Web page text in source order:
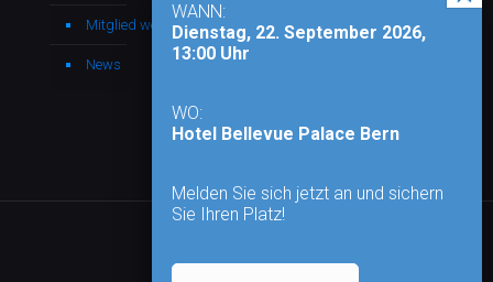
Mitglied werden
News
WANN:
Dienstag, 22. September 2026,
13:00 Uhr
WO:
Hotel Bellevue Palace Bern
Melden Sie sich jetzt an und sichern
Sie Ihren Platz!